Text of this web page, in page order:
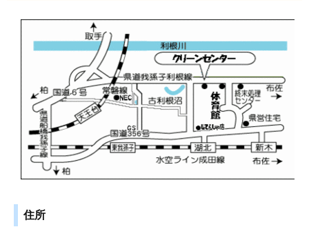
住所